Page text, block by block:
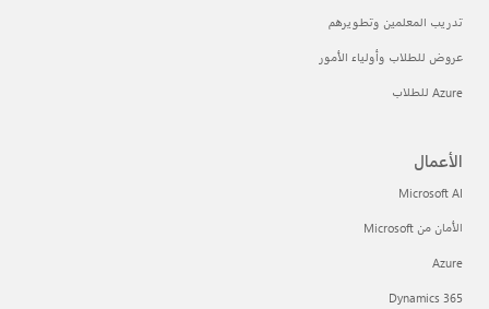
تدريب المعلمين وتطويرهم
عروض للطلاب وأولياء الأمور
Azure للطلاب
الأعمال
Microsoft AI
الأمان من Microsoft
Azure
Dynamics 365